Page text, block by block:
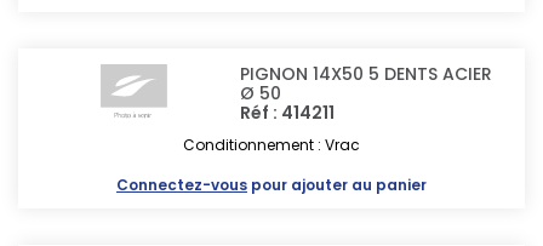
PIGNON 14X50 5 DENTS ACIER
Ø 50
Réf : 414211
Conditionnement : Vrac
Connectez-vous pour ajouter au panier